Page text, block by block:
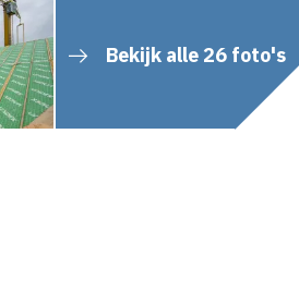
Bekijk alle 26 foto's